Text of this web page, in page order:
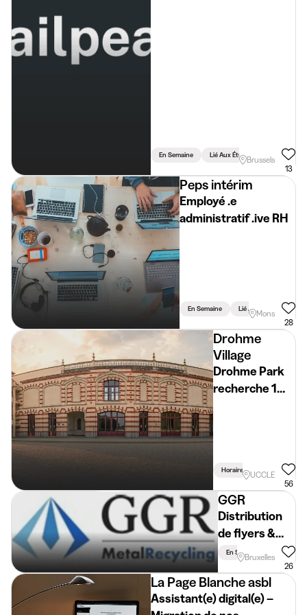
En Semaine Lié Aux ÉtudesBrussels
13
Peps intérim
Employé .e
administratif .ive RH
En Semaine Lié Aux Études
Mons
28
Drohme
Village
Drohme Park
recherche 1
Horaire Flexible Lié Aux
UCCLE
56
GGR
Distribution
de flyers &
Prospection
téléphonique
En Semaine Lié Aux
Bruxelles
26
La Page Blanche asbl
Assistant(e) digital(e) –